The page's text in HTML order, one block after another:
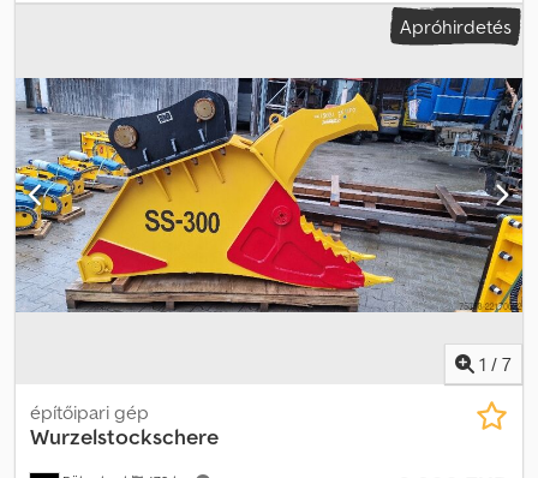
8,0 méter Szélesség: 2,46 méter Magasság: 2,05 méter Djdpfx
Ahozqdayemsck Tökéletesen alkalmas lehet kerti háznak vagy
nézhet ki saját igényei szerinti átalakítás után. Az 5–7. képeken
látható állapotban eladó. Cevoman bvba. Lenskensdijk 5 2200
Herentals Belgium
Apróhirdetés
1 / 7
építőipari gép
Wurzelstockschere